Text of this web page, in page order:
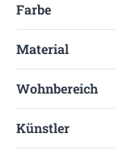
Farbe
Material
Wohnbereich
Künstler